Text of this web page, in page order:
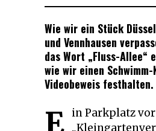
Wie wir ein Stück
und Vennhausen
das Wort „Fluss-Allee“
wie wir einen
Videobeweis festhalten.
in Parkplatz